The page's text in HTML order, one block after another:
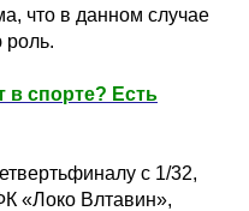
что в данном случае
роль.
в спорте? Есть
с 1/32,
«Локо Влтавин»,